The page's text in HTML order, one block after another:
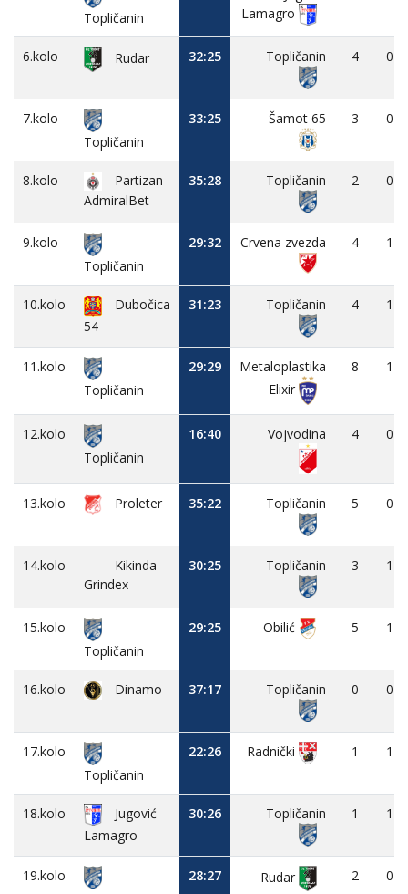
Topličanin
Lamagro
6.kolo Rudar 32:25 Topličanin 4 0
7.kolo
Topličanin
33:25 Šamot 65 3 0
8.kolo
Partizan
AdmiralBet
35:28 Topličanin 2 0
9.kolo
Topličanin
29:32 Crvena zvezda 4 1
10.kolo
Dubočica
54
31:23 Topličanin 4 1
11.kolo
Topličanin
29:29
Metaloplastika
Elixir
8 1
12.kolo
Topličanin
16:40 Vojvodina 4 0
13.kolo Proleter 35:22 Topličanin 5 0
14.kolo
Kikinda
Grindex
30:25 Topličanin 3 1
15.kolo
Topličanin
29:25 Obilić 5 1
16.kolo Dinamo 37:17 Topličanin 0 0
17.kolo
Topličanin
22:26 Radnički 1 1
18.kolo
Jugović
Lamagro
30:26 Topličanin 1 1
19.kolo
28:27 Rudar 2 0